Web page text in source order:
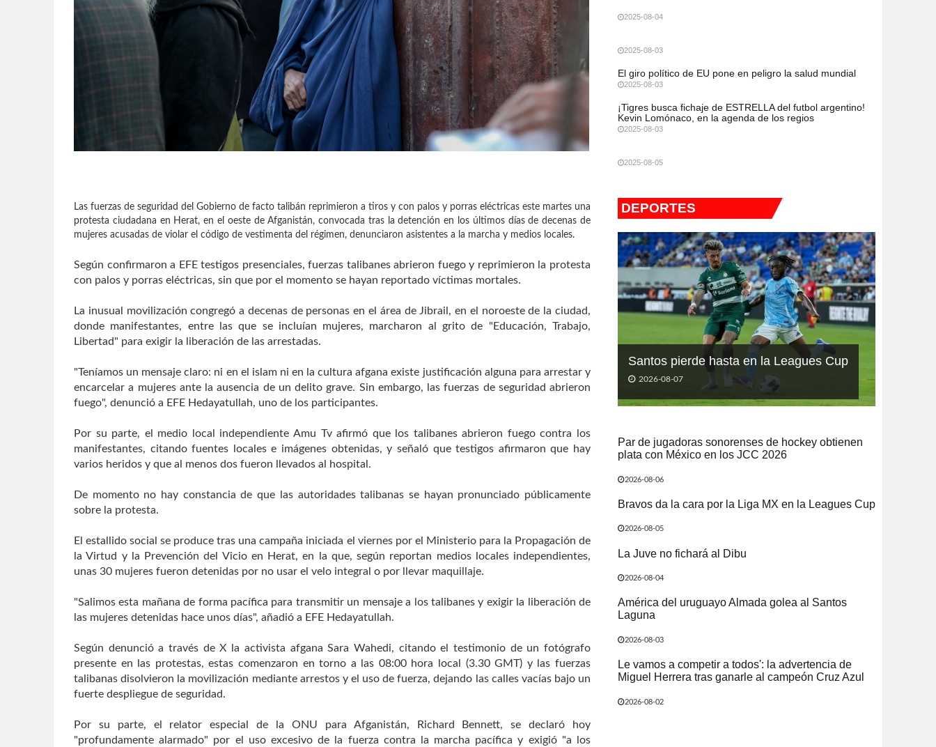
Las fuerzas de seguridad del Gobierno de facto talibán reprimieron a tiros y con palos y porras eléctricas este martes una
protesta ciudadana en Herat, en el oeste de Afganistán, convocada tras la detención en los últimos días de decenas de
mujeres acusadas de violar el código de vestimenta del régimen, denunciaron asistentes a la marcha y medios locales.
Según confirmaron a EFE testigos presenciales, fuerzas talibanes abrieron fuego y reprimieron la protesta
con palos y porras eléctricas, sin que por el momento se hayan reportado víctimas mortales.
La inusual movilización congregó a decenas de personas en el área de Jibrail, en el noroeste de la ciudad,
donde manifestantes, entre las que se incluían mujeres, marcharon al grito de "Educación, Trabajo,
Libertad" para exigir la liberación de las arrestadas.
"Teníamos un mensaje claro: ni en el islam ni en la cultura afgana existe justificación alguna para arrestar y
encarcelar a mujeres ante la ausencia de un delito grave. Sin embargo, las fuerzas de seguridad abrieron
fuego", denunció a EFE Hedayatullah, uno de los participantes.
Por su parte, el medio local independiente Amu Tv afirmó que los talibanes abrieron fuego contra los
manifestantes, citando fuentes locales e imágenes obtenidas, y señaló que testigos afirmaron que hay
varios heridos y que al menos dos fueron llevados al hospital.
De momento no hay constancia de que las autoridades talibanas se hayan pronunciado públicamente
sobre la protesta.
El estallido social se produce tras una campaña iniciada el viernes por el Ministerio para la Propagación de
la Virtud y la Prevención del Vicio en Herat, en la que, según reportan medios locales independientes,
unas 30 mujeres fueron detenidas por no usar el velo integral o por llevar maquillaje.
"Salimos esta mañana de forma pacífica para transmitir un mensaje a los talibanes y exigir la liberación de
las mujeres detenidas hace unos días", añadió a EFE Hedayatullah.
Según denunció a través de X la activista afgana Sara Wahedi, citando el testimonio de un fotógrafo
presente en las protestas, estas comenzaron en torno a las 08:00 hora local (3.30 GMT) y las fuerzas
talibanas disolvieron la movilización mediante arrestos y el uso de fuerza, dejando las calles vacías bajo un
fuerte despliegue de seguridad.
Por su parte, el relator especial de la ONU para Afganistán, Richard Bennett, se declaró hoy
"profundamente alarmado" por el uso excesivo de la fuerza contra la marcha pacífica y exigió "a los
2025-08-04
2025-08-03
El giro político de EU pone en peligro la salud mundial
2025-08-03
¡Tigres busca fichaje de ESTRELLA del futbol argentino!
Kevin Lomónaco, en la agenda de los regios
2025-08-03
2025-08-05
DEPORTES
Santos pierde hasta en la Leagues Cup
2026-08-07
Par de jugadoras sonorenses de hockey obtienen
plata con México en los JCC 2026
2026-08-06
Bravos da la cara por la Liga MX en la Leagues Cup
2026-08-05
La Juve no fichará al Dibu
2026-08-04
América del uruguayo Almada golea al Santos
Laguna
2026-08-03
Le vamos a competir a todos': la advertencia de
Miguel Herrera tras ganarle al campeón Cruz Azul
2026-08-02